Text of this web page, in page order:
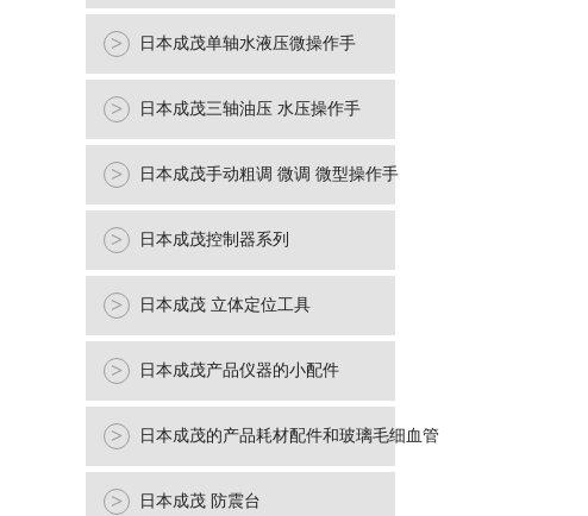
> 日本成茂单轴水液压微操作手
> 日本成茂三轴油压 水压操作手
> 日本成茂手动粗调 微调 微型操作手
> 日本成茂控制器系列
> 日本成茂 立体定位工具
> 日本成茂产品仪器的小配件
> 日本成茂的产品耗材配件和玻璃毛细血管
> 日本成茂 防震台